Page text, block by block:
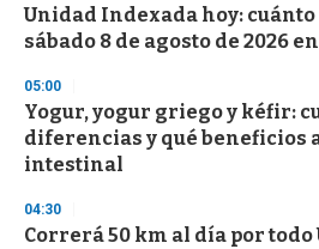
Unidad Indexada hoy: cuánto
sábado 8 de agosto de 2026
05:00
Yogur, yogur griego y kéfir:
diferencias y qué beneficios
intestinal
04:30
Correrá 50 km al día por